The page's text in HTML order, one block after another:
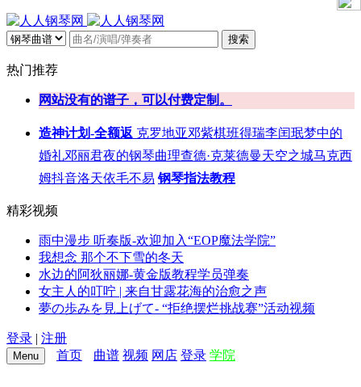
搜索
热门推荐
网站没有的谱子，可以付费定制。
造神计划-全额返 克罗地亚邓紫棋班得瑞李闰珉梦中的
婚礼邓丽君夜的钢琴曲理查德·克莱德曼天空之城马克西
姆抖音洛天依毛不易 钢琴指法教程
精彩视频
雨中漫步 听奏版-欢迎加入“EOP魔法学院”
我想念 那个不下雪的冬天
水边的阿狄丽娜-黄金版教程学员弹奏
女主人的叮咛 | 来自甘露花海的治愈之声
夢の歩みを見上げて- “拒绝摆烂挑战赛”活动视频
登录 | 注册
Menu 首页 曲谱 视频 网店 登录 学院